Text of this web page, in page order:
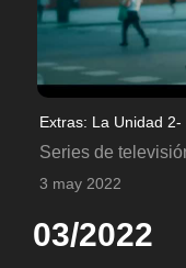
Extras: La Unidad
Series de
3 may 2022
03/2022